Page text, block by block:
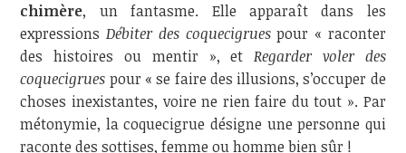
chimère, un fantasme. Elle apparaît dans les
expressionsDébiter des coquecigruespour « raconter
des histoires ou mentir », etRegarder voler des
coquecigrues pour « se faire des illusions, s’occuper de
choses inexistantes, voire ne rien faire du tout ». Par
métonymie, la coquecigrue désigne une personne qui
raconte des sottises, femme ou homme bien sûr !